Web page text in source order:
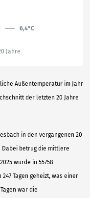
Außentemperatur im Jahr
der letzten 20 Jahre
in den vergangenen 20
Dabei betrug die mittlere
wurde in 55758
Tagen geheizt, was einer
war die
6,4°C
Jahre